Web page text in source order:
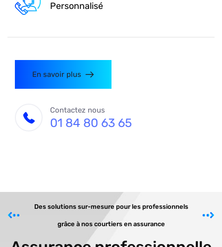
Personnalisé
En savoir plus
01 84 80 63 65
Contactez nous
Des solutions sur-mesure pour les professionnels
grâce à nos courtiers en assurance